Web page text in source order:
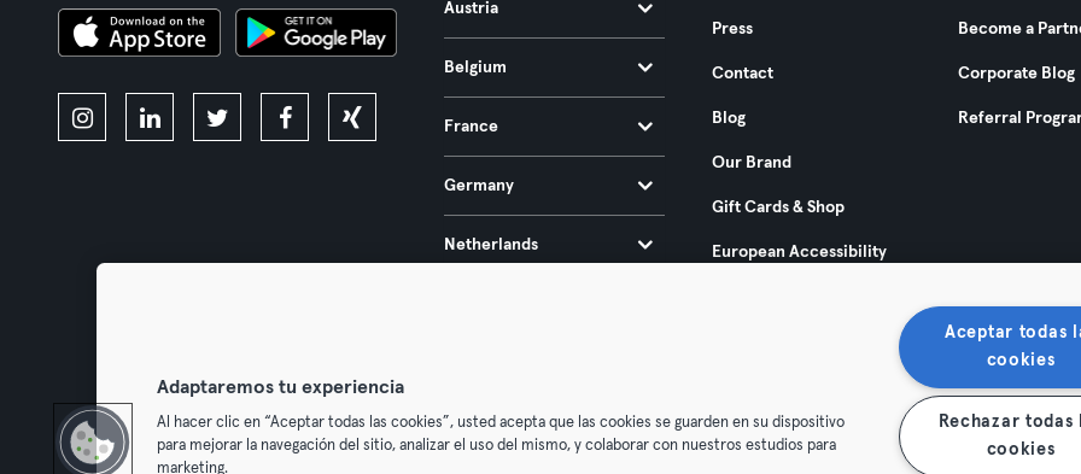
Austria
Belgium
France
Germany
Netherlands
Press
Contact
Blog
Our Brand
Gift Cards & Shop
European Accessibility
Become a
Corporate Blog
Referral
Adaptaremos tu experiencia
Al hacer clic en “Aceptar todas las cookies”, usted acepta que las cookies se guarden en su dispositivo
para mejorar la navegación del sitio, analizar el uso del mismo, y colaborar con nuestros estudios para
marketing.
Aceptar todas
cookies
Rechazar todas
cookies